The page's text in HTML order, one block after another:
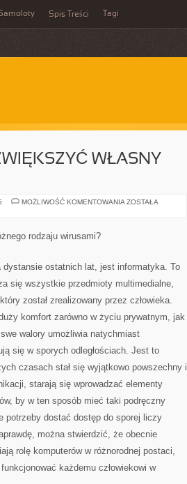
Spis Treści Tagi
WŁASNY
MOŻLIWOŚĆ KOMENTOWANIA JAK
ZOSTAŁA
rodzaju wirusami?
ostatnich lat, jest informatyka. To
się wszystkie przedmioty multimedialne,
został zrealizowany przez człowieka.
komfort zarówno w życiu prywatnym, jak
walory umożliwia natychmiast
się w sporych odległościach. Jest to
czasach stał się wyjątkowo powszechny i
starają się wprowadzać elementy
by w ten sposób mieć taki podręczny
potrzeby dostać dostęp do sporej liczy
można stwierdzić, że obecnie
rolę komputerów w różnorodnej postaci,
każdemu człowiekowi w